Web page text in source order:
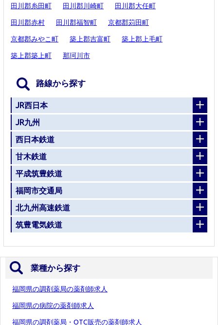
田川郡糸田町 田川郡川崎町 田川郡大任町
田川郡赤村 田川郡福智町 京都郡苅田町
京都郡みやこ町 築上郡吉富町 築上郡上毛町
築上郡築上町 那珂川市
路線から探す
JR西日本
JR九州
西日本鉄道
甘木鉄道
平成筑豊鉄道
福岡市交通局
北九州高速鉄道
筑豊電気鉄道
業種から探す
福岡県の調剤薬局の薬剤師求人
福岡県の病院の薬剤師求人
福岡県の調剤薬局・OTC販売の薬剤師求人